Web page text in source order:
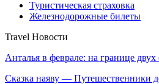
Туристическая страховка
Железнодорожные билеты
Travel Новости
Анталья в феврале: на границе двух
Сказка наяву — Путешественники